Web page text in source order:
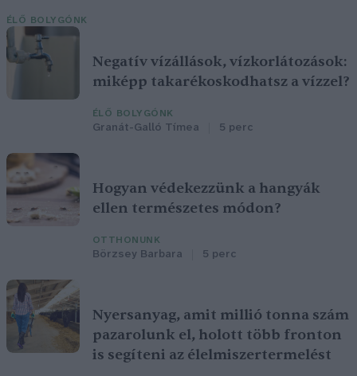
ÉLŐ BOLYGÓNK
Negatív vízállások, vízkorlátozások:
miképp takarékoskodhatsz a vízzel?
ÉLŐ BOLYGÓNK
Granát-Galló Tímea 5 perc
Hogyan védekezzünk a hangyák
ellen természetes módon?
OTTHONUNK
Börzsey Barbara 5 perc
Nyersanyag, amit millió tonna szám
pazarolunk el, holott több fronton
is segíteni az élelmiszertermelést